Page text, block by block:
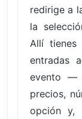
redirige a
la
Allí tienes
entradas
evento —
precios,
opción y,